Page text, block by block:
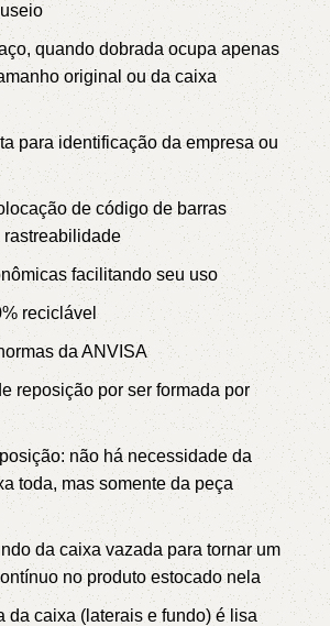
quando dobrada ocupa apenas
original ou da caixa
para identificação da empresa ou
de código de barras
facilitando seu uso
reciclável
da ANVISA
reposição por ser formada por
não há necessidade da
toda, mas somente da peça
da caixa vazada para tornar um
no produto estocado nela
da caixa (laterais e fundo) é lisa